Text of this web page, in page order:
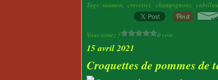
Tags: saumon, crevettes, champignons,
Vous aimez ? 0 vote
15 avril 2021
Croquettes de pommes de